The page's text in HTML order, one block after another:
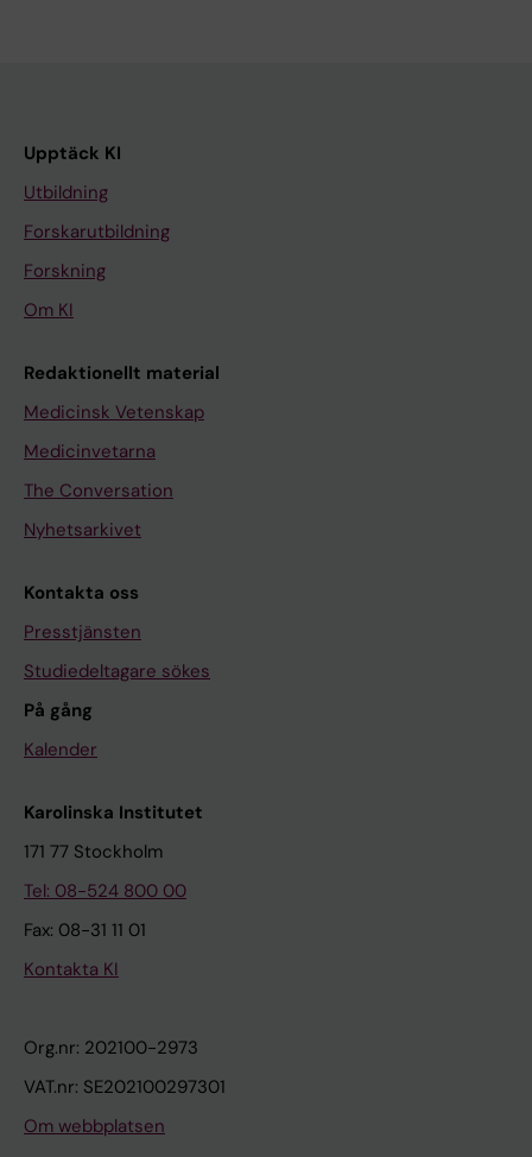
Upptäck KI
Utbildning
Forskarutbildning
Forskning
Om KI
Redaktionellt material
Medicinsk Vetenskap
Medicinvetarna
The Conversation
Nyhetsarkivet
Kontakta oss
Presstjänsten
Studiedeltagare sökes
På gång
Kalender
Karolinska Institutet
171 77 Stockholm
Tel: 08-524 800 00
Fax: 08-31 11 01
Kontakta KI
Org.nr: 202100-2973
VAT.nr: SE202100297301
Om webbplatsen